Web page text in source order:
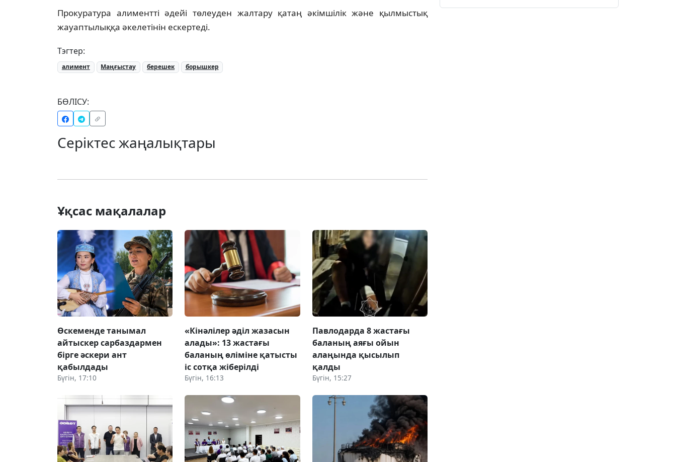
Прокуратура алиментті әдейі төлеуден жалтару қатаң әкімшілік және қылмыстық
жауаптылыққа әкелетінін ескертеді.
Тэгтер:
алимент Маңғыстау берешек борышкер
БӨЛІСУ:
Серіктес жаңалықтары
Ұқсас мақалалар
Өскеменде танымал
айтыскер сарбаздармен
бірге әскери ант
қабылдады
Бүгін, 17:10
«Кінәлілер әділ жазасын
алады»: 13 жастағы
баланың өліміне қатысты
іс сотқа жіберілді
Бүгін, 16:13
Павлодарда 8 жастағы
баланың аяғы ойын
алаңында қысылып
қалды
Бүгін, 15:27